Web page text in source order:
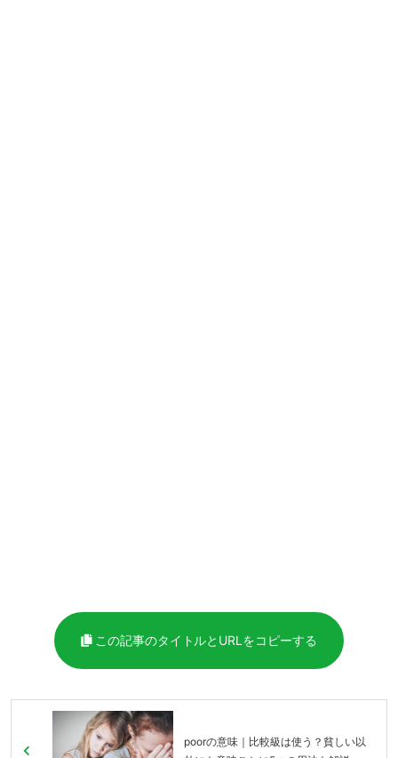
この記事のタイトルとURLをコピーする
poorの意味｜比較級は使う？貧しい以